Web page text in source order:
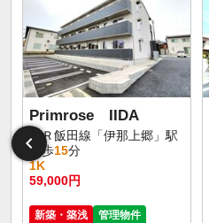
Primrose IIDA
ＪＲ飯田線「伊那上郷」駅
徒歩15分
1K
59,000円
新築・築浅
管理物件